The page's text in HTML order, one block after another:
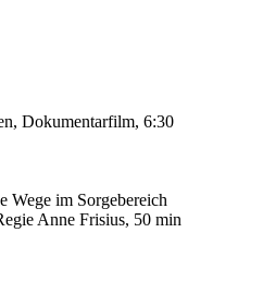
Dokumentarfilm, 6:30
Wege im Sorgebereich
Anne Frisius, 50 min